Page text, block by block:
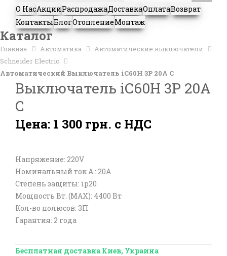
О НасАкцииРаспродажаДоставкаОплатаВозврат
КонтактыБлогОтоплениеМонтаж
Каталог
Главная Автоматика
Автоматические выключатели
Schneider Electric
Автоматический Выключатель iC60H 3P 20A C
Выключатель iC60H 3P 20A
C
Цена: 1 300 грн. с НДС
Напряжение: 220V
Номинальный ток А.: 20A
Степень защиты: ip20
Мощность Вт. (МАХ): 4400 Вт
Кол-во полюсов: 3П
Гарантия: 2 года
Бесплатная доставка Киев, Украина